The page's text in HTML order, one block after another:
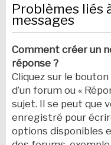
Problèmes liés
messages
Comment créer un
réponse ?
Cliquez sur le bouton
d’un forum ou «
sujet. Il se peut que
enregistré pour
options disponibles